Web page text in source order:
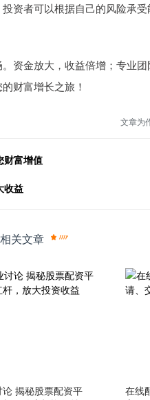
资者可以根据自己的风险承
资金放大，收益倍增；专业
财富增长之旅！
文章为
财富增值
收益
相关文章
揭秘股票配资平
在线